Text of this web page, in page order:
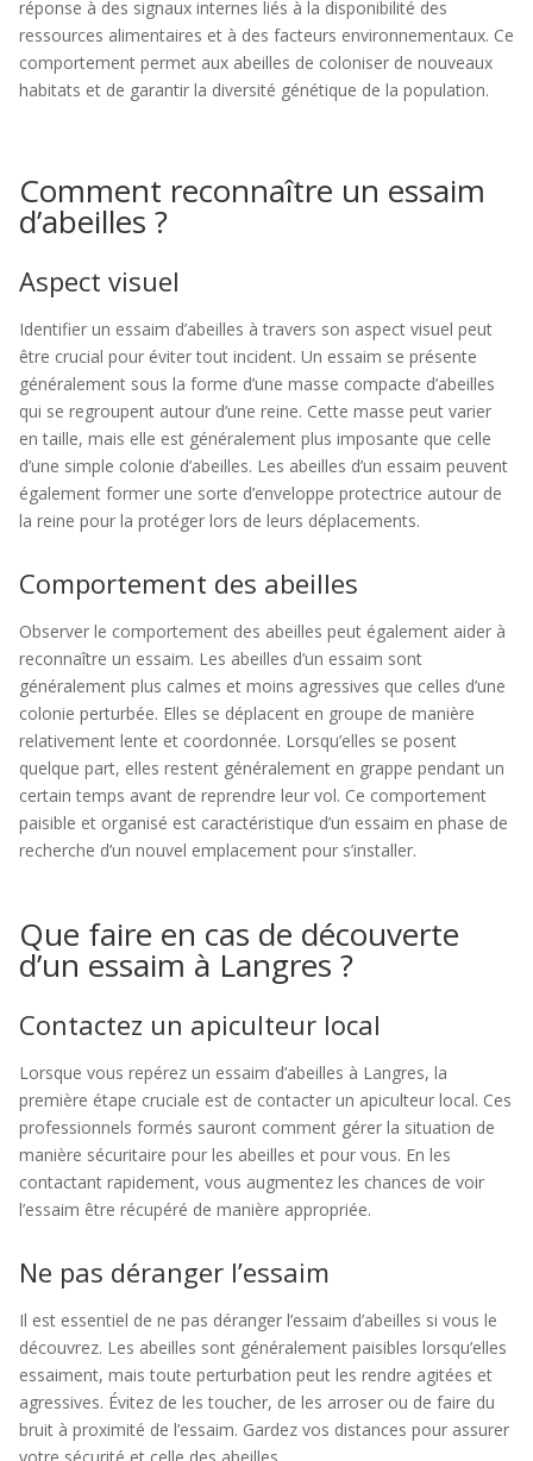
réponse à des signaux internes liés à la disponibilité des
ressources alimentaires et à des facteurs environnementaux. Ce
comportement permet aux abeilles de coloniser de nouveaux
habitats et de garantir la diversité génétique de la population.
Comment reconnaître un essaim
d’abeilles ?
Aspect visuel
Identifier un essaim d’abeilles à travers son aspect visuel peut
être crucial pour éviter tout incident. Un essaim se présente
généralement sous la forme d’une masse compacte d’abeilles
qui se regroupent autour d’une reine. Cette masse peut varier
en taille, mais elle est généralement plus imposante que celle
d’une simple colonie d’abeilles. Les abeilles d’un essaim peuvent
également former une sorte d’enveloppe protectrice autour de
la reine pour la protéger lors de leurs déplacements.
Comportement des abeilles
Observer le comportement des abeilles peut également aider à
reconnaître un essaim. Les abeilles d’un essaim sont
généralement plus calmes et moins agressives que celles d’une
colonie perturbée. Elles se déplacent en groupe de manière
relativement lente et coordonnée. Lorsqu’elles se posent
quelque part, elles restent généralement en grappe pendant un
certain temps avant de reprendre leur vol. Ce comportement
paisible et organisé est caractéristique d’un essaim en phase de
recherche d’un nouvel emplacement pour s’installer.
Que faire en cas de découverte
d’un essaim à Langres ?
Contactez un apiculteur local
Lorsque vous repérez un essaim d’abeilles à Langres, la
première étape cruciale est de contacter un apiculteur local. Ces
professionnels formés sauront comment gérer la situation de
manière sécuritaire pour les abeilles et pour vous. En les
contactant rapidement, vous augmentez les chances de voir
l’essaim être récupéré de manière appropriée.
Ne pas déranger l’essaim
Il est essentiel de ne pas déranger l’essaim d’abeilles si vous le
découvrez. Les abeilles sont généralement paisibles lorsqu’elles
essaiment, mais toute perturbation peut les rendre agitées et
agressives. Évitez de les toucher, de les arroser ou de faire du
bruit à proximité de l’essaim. Gardez vos distances pour assurer